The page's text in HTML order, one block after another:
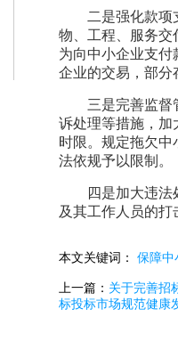
二是强化款
物、工程、服务交
为向中小企业支
企业的交易，部分
三是完善监督
诉处理等措施，加
时限。规定拖欠
法依规予以限制。
四是加大违
及其工作人员的打
本文关键词： 保障中
上一篇： 关于完善招
标投标市场规范健康